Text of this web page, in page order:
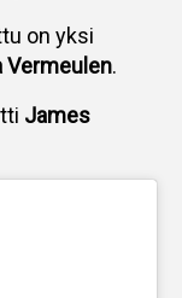
on yksi
Vermeulen.
James